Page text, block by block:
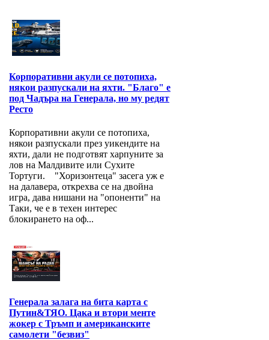
Корпоративни акули се потопиха,
някои разпускали на яхти. "Благо" е
под Чадъра на Генерала, но му редят
Ресто
Корпоративни акули се потопиха,
някои разпускали през уикендите на
яхти, дали не подготвят харпуните за
лов на Малдивите или Сухите
Тортуги. "Хоризонтеца" засега уж е
на далавера, открехва се на двойна
игра, дава нишани на "опоненти" на
Таки, че е в техен интерес
блокирането на оф...
Генерала залага на бита карта с
Путин&ТЯО. Цака и втори менте
жокер с Тръмп и американските
самолети "безвиз"